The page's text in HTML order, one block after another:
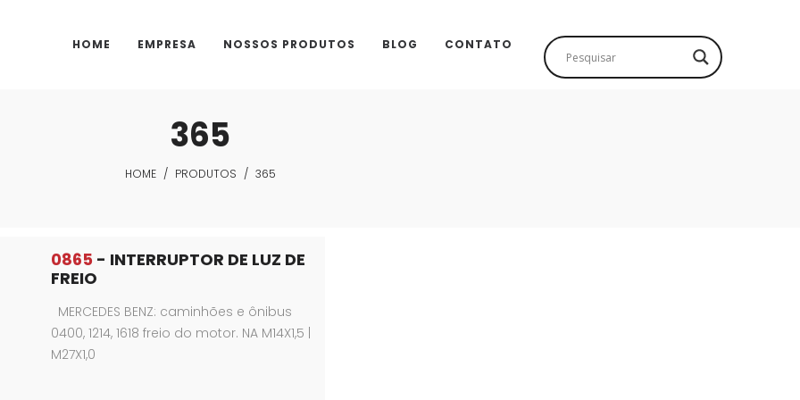
HOME EMPRESA NOSSOS PRODUTOS BLOG CONTATO
365
HOME / PRODUTOS / 365
0865 - INTERRUPTOR DE LUZ DE
FREIO
MERCEDES BENZ: caminhões e ônibus
0400, 1214, 1618 freio do motor. NA M14X1,5 |
M27X1,0